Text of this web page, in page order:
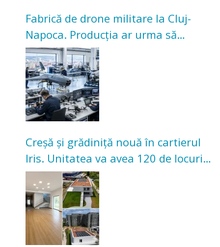
Fabrică de drone militare la Cluj-
Napoca. Producția ar urma să
înceapă în toamna acestui an
Creșă și grădiniță nouă în cartierul
Iris. Unitatea va avea 120 de locuri
pentru copii